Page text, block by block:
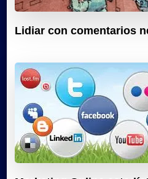
Lidiar con comentarios